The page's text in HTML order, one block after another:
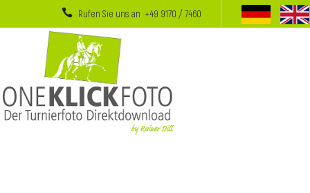
Rufen Sie uns an +49 9170 / 7460